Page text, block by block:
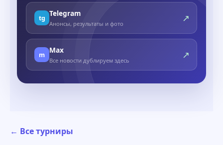
tg Telegram
Анонсы, результаты и фото ↗
m Max
Все новости дублируем здесь ↗
← Все турниры